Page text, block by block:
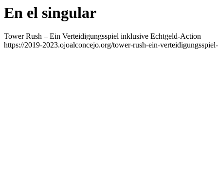
En el singular
Tower Rush – Ein Verteidigungsspiel inklusive Echtgeld-Action
https://2019-2023.ojoalconcejo.org/tower-rush-ein-